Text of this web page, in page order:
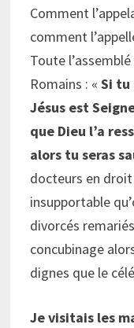
Comment
comment
Toute
Romains : « Si tu
Jésus est
que Dieu l’a
alors tu seras
docteurs en droit
insupportable
divorcés
concubinage
dignes que le
Je visitais les